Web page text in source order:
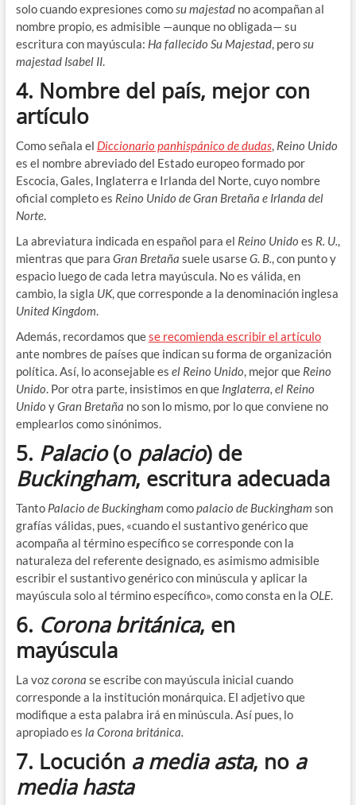
solo cuando expresiones como su majestadno acompañan al
nombre propio, es admisible —aunque no obligada— su
escritura con mayúscula: Ha fallecido Su Majestad, pero su
majestad Isabel II.
4. Nombre del país, mejor con
artículo
Como señala el Diccionario panhispánico de dudas, Reino Unido
es el nombre abreviado del Estado europeo formado por
Escocia, Gales, Inglaterra e Irlanda del Norte, cuyo nombre
oficial completo es Reino Unido de Gran Bretaña e Irlanda del
Norte.
La abreviatura indicada en español para el Reino Unido es R. U.
mientras que para Gran Bretaña suele usarseG. B. , con punto y
espacio luego de cada letra mayúscula. No es válida, en
cambio, la sigla UK, que corresponde a la denominación inglesa
United Kingdom
Además, recordamos quese recomienda escribir el artículo
ante nombres de países que indican su forma de organización
política. Así, lo aconsejable es el Reino Unido , mejor que Reino
Unido . Por otra parte, insistimos en queInglaterra, el Reino
Unido yGran Bretaña no son lo mismo, por lo que conviene no
emplearlos como sinónimos.
5. Palacio(o palacio) de
Buckingham, escritura adecuada
Tanto Palacio de Buckingham comopalacio de Buckingham son
grafías válidas, pues, «cuando el sustantivo genérico que
acompaña al término específico se corresponde con la
naturaleza del referente designado, es asimismo admisible
escribir el sustantivo genérico con minúscula y aplicar la
mayúscula solo al término específico», como consta en la OLE.
6. Corona británica, en
mayúscula
La vozcorona se escribe con mayúscula inicial cuando
corresponde a la institución monárquica. El adjetivo que
modifique a esta palabra irá en minúscula. Así pues, lo
apropiado es la Corona británica.
7. Locución a media asta, no a
media hasta